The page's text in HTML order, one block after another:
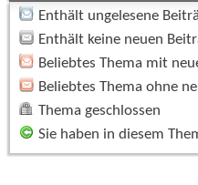
Enthält ungelesene
Enthält keine neuen
Beliebtes Thema mit
Beliebtes Thema ohne
Thema geschlossen
Sie haben in diesem